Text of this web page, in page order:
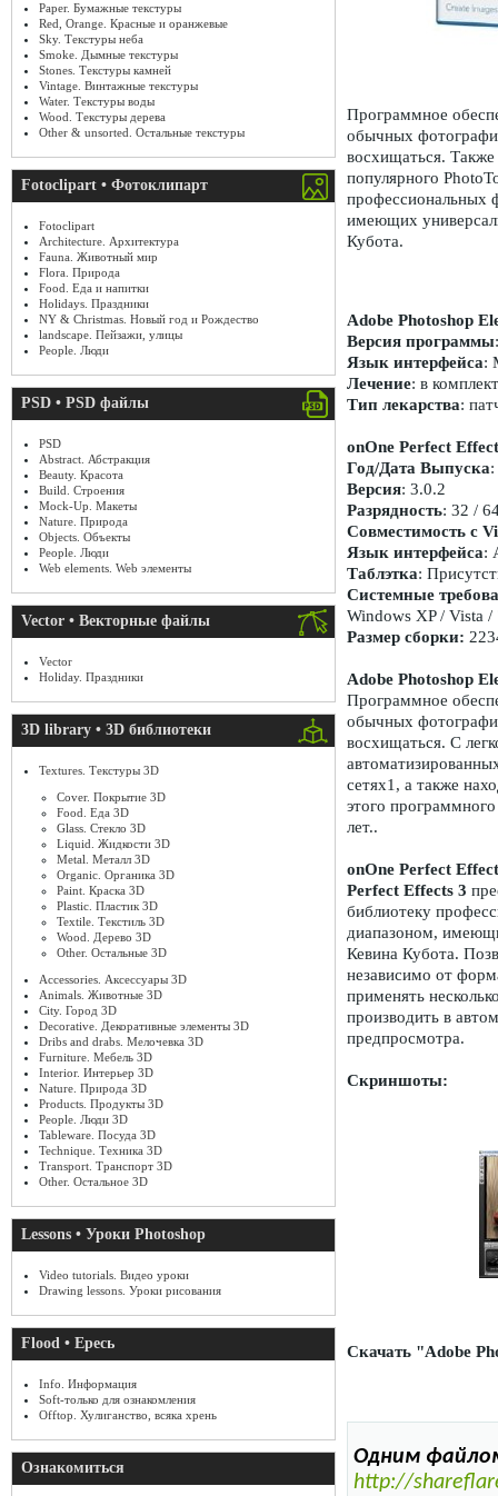
Paper. Бумажные текстуры
Red, Orange. Красные и оранжевые
Sky. Текстуры неба
Smoke. Дымные текстуры
Stones. Текстуры камней
Vintage. Винтажные текстуры
Water. Текстуры воды
Wood. Текстуры дерева
Other & unsorted. Остальные текстуры
Fotoclipart • Фотоклипарт
Fotoclipart
Architecture. Архитектура
Fauna. Животный мир
Flora. Природа
Food. Еда и напитки
Holidays. Праздники
NY & Christmas. Новый год и Рождество
landscape. Пейзажи, улицы
People. Люди
PSD • PSD файлы
PSD
Abstract. Абстракция
Beauty. Красота
Build. Строения
Mock-Up. Макеты
Nature. Природа
Objects. Объекты
People. Люди
Web elements. Web элементы
Vector • Векторные файлы
Vector
Holiday. Праздники
3D library • 3D библиотеки
Textures. Текстуры 3D
Cover. Покрытие 3D
Food. Еда 3D
Glass. Стекло 3D
Liquid. Жидкости 3D
Metal. Металл 3D
Organic. Органика 3D
Paint. Краска 3D
Plastic. Пластик 3D
Textile. Текстиль 3D
Wood. Дерево 3D
Other. Остальные 3D
Accessories. Аксессуары 3D
Animals. Животные 3D
City. Город 3D
Decorative. Декоративные элементы 3D
Dribs and drabs. Мелочевка 3D
Furniture. Мебель 3D
Interior. Интерьер 3D
Nature. Природа 3D
Products. Продукты 3D
People. Люди 3D
Tableware. Посуда 3D
Technique. Техника 3D
Transport. Транспорт 3D
Other. Остальное 3D
Lessons • Уроки Photoshop
Video tutorials. Видео уроки
Drawing lessons. Уроки рисования
Flood • Ересь
Info. Информация
Soft-только для ознакомления
Offtop. Хулиганство, всяка хрень
Ознакомиться
Программное
обычных
восхищаться.
популярного
профессиональных
имеющих
Кубота.
Adobe Photoshop
Версия программы
Язык интерфейса:
Лечение: в
Тип лекарства:
onOne Perfect
Год/Дата Выпуска
Версия: 3.0.2
Разрядность: 32 /
Совместимость с
Язык интерфейса:
Таблэтка:
Системные
Windows XP / Vista /
Размер сборки:
Adobe Photoshop
Программное
обычных
восхищаться. С
сетях1, а также
этого
лет..
onOne Perfect
Perfect Effects 3
библиотеку
диапазоном,
Кевина Кубота.
независимо от
применять
производить в
предпросмотра.
Скриншоты:
Скачать "Adobe
Одним
http://